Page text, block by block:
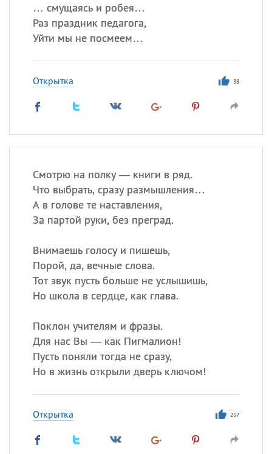
… смущаясь и робея…
Раз праздник педагога,
Уйти мы не посмеем…
Открытка 38
Смотрю на полку — книги в ряд.
Что выбрать, сразу размышления…
А в голове те наставления,
За партой руки, без преград.
Внимаешь голосу и пишешь,
Порой, да, вечные слова.
Тот звук пусть больше не услышишь,
Но школа в сердце, как глава.
Поклон учителям и фразы.
Для нас Вы — как Пигмалион!
Пусть поняли тогда не сразу,
Но в жизнь открыли дверь ключом!
Открытка 257